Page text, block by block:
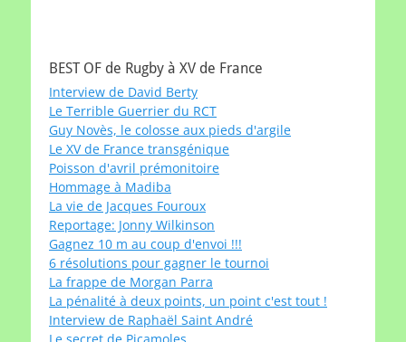
BEST OF de Rugby à XV de France
Interview de David Berty
Le Terrible Guerrier du RCT
Guy Novès, le colosse aux pieds d'argile
Le XV de France transgénique
Poisson d'avril prémonitoire
Hommage à Madiba
La vie de Jacques Fouroux
Reportage: Jonny Wilkinson
Gagnez 10 m au coup d'envoi !!!
6 résolutions pour gagner le tournoi
La frappe de Morgan Parra
La pénalité à deux points, un point c'est tout !
Interview de Raphaël Saint André